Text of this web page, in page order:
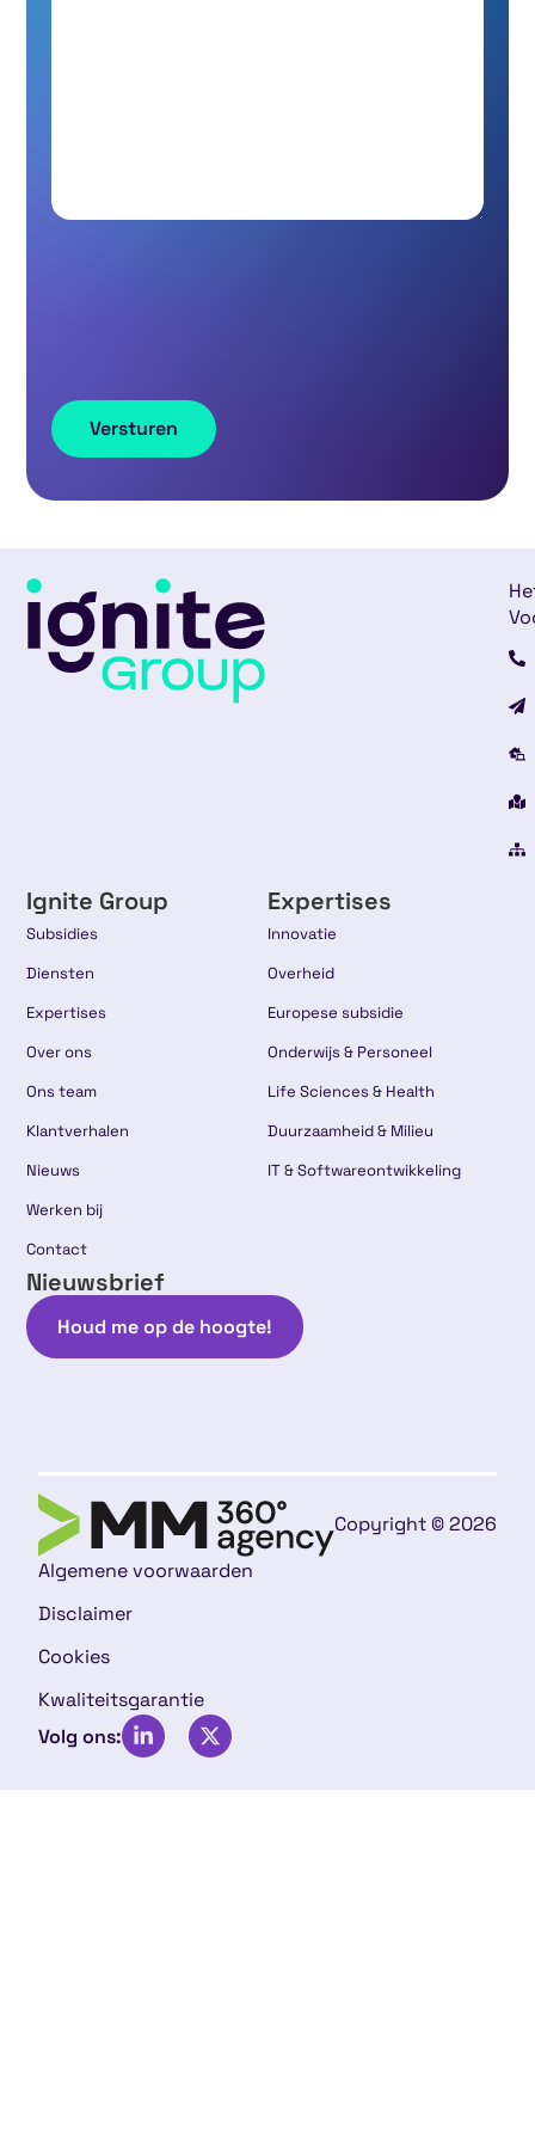
Ignite Group
Subsidies
Diensten
Expertises
Over ons
Ons team
Klantverhalen
Nieuws
Werken bij
Contact
Expertises
Innovatie
Overheid
Europese subsidie
Onderwijs & Personeel
Life Sciences & Health
Duurzaamheid & Milieu
IT & Softwareontwikkeling
Nieuwsbrief
Houd me op de hoogte!
Copyright © 2026
Algemene voorwaarden
Disclaimer
Cookies
Kwaliteitsgarantie
Volg ons: